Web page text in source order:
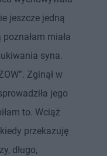
jeszcze jedną
miała
syna.
Zginął w
jego
to. Wciąż
przekazuję
długo,